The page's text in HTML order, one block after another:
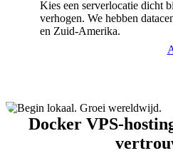
Kies een serverlocatie dicht
verhogen. We hebben
en Zuid-Amerika.
Docker VPS-